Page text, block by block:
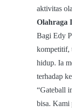
aktivitas
Olahraga
Bagi Edy
kompetitif,
hidup. Ia
terhadap
“Gateball
bisa. Kami